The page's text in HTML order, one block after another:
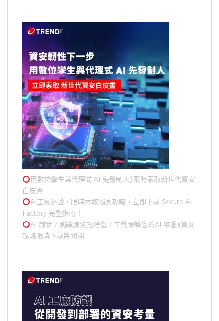
用數位孿生與代理式 AI 先發制人⟫限時索取新世代資安
白皮書
AI工廠防護，限時索取獨家攻略，立即下載 Secure AI
Factory 完整指南！
AI 創新？別讓漏洞拖垮您！主動保護您的AI 堆疊⟫資安
攻略限時下載將關閉